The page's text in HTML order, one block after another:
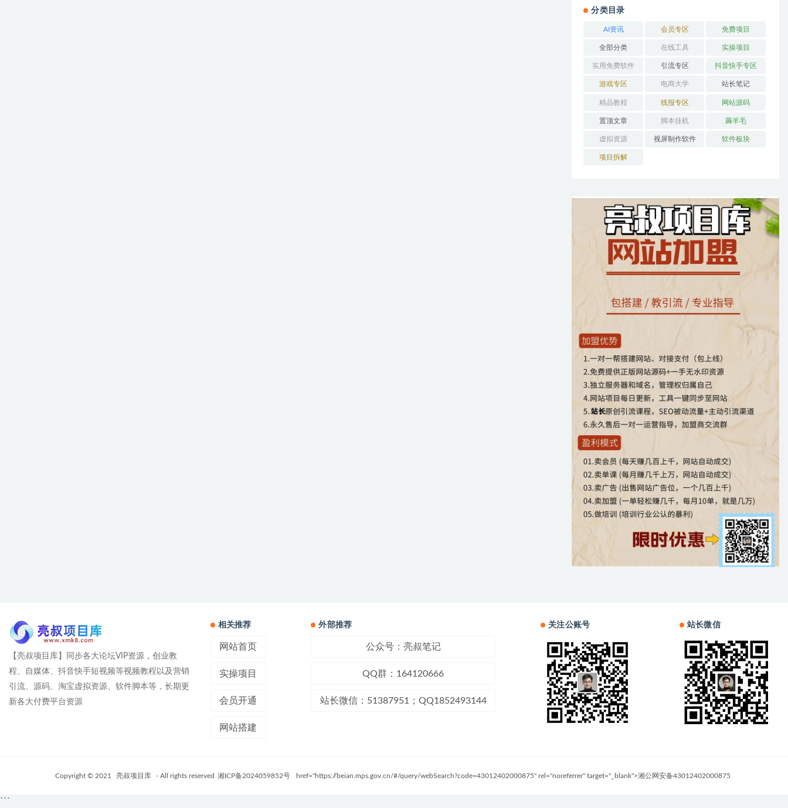
分类目录
AI资讯 会员专区 免费项目
全部分类 在线工具 实操项目
实用免费软件 引流专区 抖音快手专区
游戏专区 电商大学 站长笔记
精品教程 线报专区 网站源码
置顶文章 脚本挂机 薅羊毛
虚拟资源 视屏制作软件 软件板块
项目拆解
【亮叔项目库】同步各大论坛VIP资源，创业教
程、自媒体、抖音快手短视频等视频教程以及营销
引流、源码、淘宝虚拟资源、软件脚本等，长期更
新各大付费平台资源
相关推荐
网站首页
实操项目
会员开通
网站搭建
外部推荐
公众号：亮叔笔记
QQ群：164120666
站长微信：51387951；QQ1852493144
关注公账号 站长微信
Copyright © 2021 亮叔项目库 - All rights reserved 湘ICP备2024059852号 href="https://beian.mps.gov.cn/#/query/webSearch?code=43012402000875" rel="noreferrer" target="_blank">湘公网安备43012402000875
```